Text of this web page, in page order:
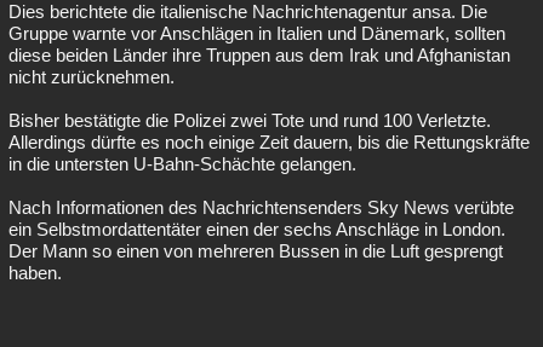
Dies berichtete die italienische Nachrichtenagentur ansa. Die
Gruppe warnte vor Anschlägen in Italien und Dänemark, sollten
diese beiden Länder ihre Truppen aus dem Irak und Afghanistan
nicht zurücknehmen.
Bisher bestätigte die Polizei zwei Tote und rund 100 Verletzte.
Allerdings dürfte es noch einige Zeit dauern, bis die Rettungskräfte
in die untersten U-Bahn-Schächte gelangen.
Nach Informationen des Nachrichtensenders Sky News verübte
ein Selbstmordattentäter einen der sechs Anschläge in London.
Der Mann so einen von mehreren Bussen in die Luft gesprengt
haben.